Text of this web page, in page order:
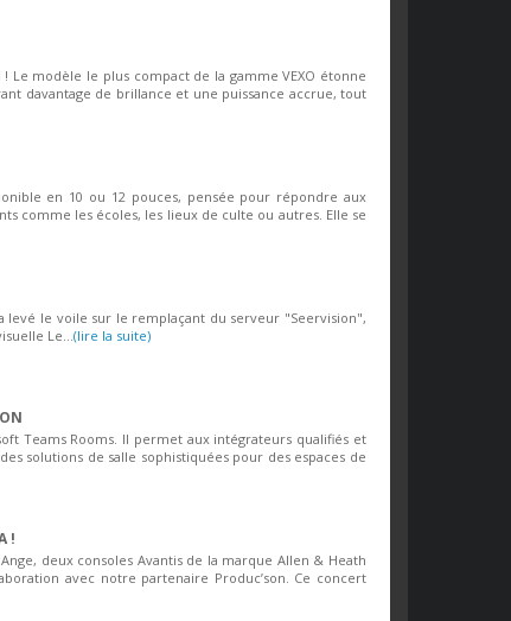
Le modèle le plus compact de la gamme VEXO étonne
davantage de brillance et une puissance accrue, tout
en 10 ou 12 pouces, pensée pour répondre aux
comme les écoles, les lieux de culte ou autres. Elle se
levé le voile sur le remplaçant du serveur "Seervision",
Le... (lire la suite)
Teams Rooms. Il permet aux intégrateurs qualifiés et
solutions de salle sophistiquées pour des espaces de
!
deux consoles Avantis de la marque Allen & Heath
avec notre partenaire Produc’son. Ce concert